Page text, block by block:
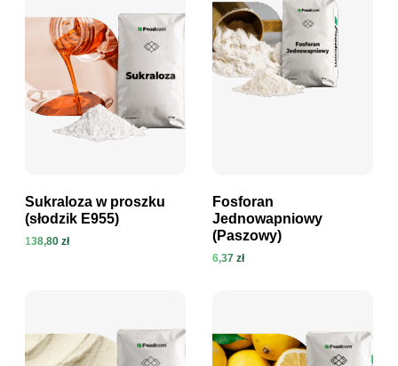
Zobacz produkt
Sukraloza w proszku
(słodzik E955)
138,80 zł Zobacz produkt
Fosforan
Jednowapniowy
(Paszowy)
6,37 zł